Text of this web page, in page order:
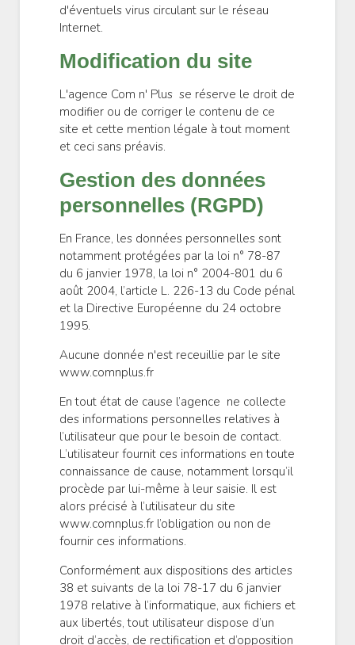
d'éventuels virus circulant sur le réseau
Internet.
Modification du site
L'agence Com n' Plus se réserve le droit de
modifier ou de corriger le contenu de ce
site et cette mention légale à tout moment
et ceci sans préavis.
Gestion des données
personnelles (RGPD)
En France, les données personnelles sont
notamment protégées par la loi n° 78-87
du 6 janvier 1978, la loi n° 2004-801 du 6
août 2004, l’article L. 226-13 du Code pénal
et la Directive Européenne du 24 octobre
1995.
Aucune donnée n'est receuillie par le site
www.comnplus.fr
En tout état de cause l’agence ne collecte
des informations personnelles relatives à
l’utilisateur que pour le besoin de contact.
L’utilisateur fournit ces informations en toute
connaissance de cause, notamment lorsqu’il
procède par lui-même à leur saisie. Il est
alors précisé à l’utilisateur du site
www.comnplus.fr l’obligation ou non de
fournir ces informations.
Conformément aux dispositions des articles
38 et suivants de la loi 78-17 du 6 janvier
1978 relative à l’informatique, aux fichiers et
aux libertés, tout utilisateur dispose d’un
droit d’accès, de rectification et d’opposition